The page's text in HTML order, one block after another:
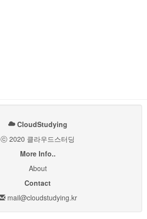
CloudStudying
ⓒ 2020 클라우드스터딩
More Info..
About
Contact
mail@cloudstudying.kr